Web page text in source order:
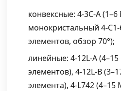
конвексные: 4-3C-A
монокристальный 4-
элементов, обзор 70°);
линейные: 4-12L-A
элементов), 4-12L-B
элемента), 4-L742